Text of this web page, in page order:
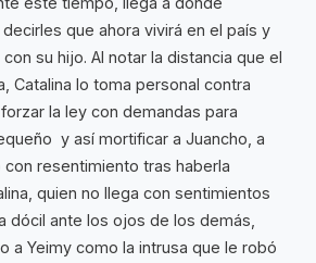
que ahora vivirá en el país y
su hijo. Al notar la distancia que el
Catalina lo toma personal contra
la ley con demandas para
y así mortificar a Juancho, a
resentimiento tras haberla
quien no llega con sentimientos
dócil ante los ojos de los demás,
a Yeimy como la intrusa que le robó